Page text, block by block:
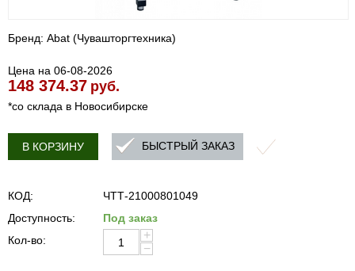
Бренд: Abat (Чувашторгтехника)
Цена на 06-08-2026
148 374.37 руб.
*со склада в Новосибирске
В КОРЗИНУ БЫСТРЫЙ ЗАКАЗ
КОД:
ЧТТ-21000801049
Доступность:
Под заказ
Кол-во:
+
−